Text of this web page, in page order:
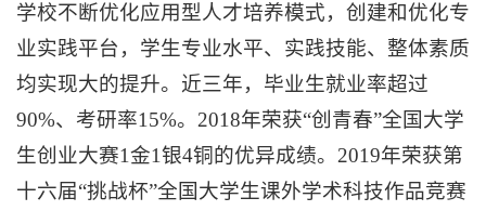
学校不断优化应用型人才培养模式，创建和优化专
业实践平台，学生专业水平、实践技能、整体素质
均实现大的提升。近三年，毕业生就业率超过
90%、考研率15%。2018年荣获“创青春”全国大学
生创业大赛1金1银4铜的优异成绩。2019年荣获第
十六届“挑战杯”全国大学生课外学术科技作品竞赛